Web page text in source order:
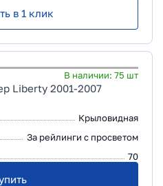
в 1 клик
В наличии: 75 шт
Liberty 2001-2007
Крыловидная
За рейлинги с просветом
70